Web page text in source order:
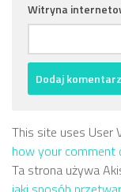
Witryna
This site uses User
how your comment
Ta strona używa